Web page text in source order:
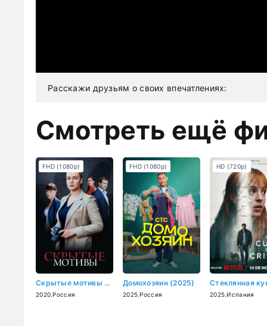
Расскажи друзьям о своих впечатлениях:
Смотреть ещё
Скрытые мотивы (2020)
2020 ,Россия
FHD (1080p)
Домохозяин (2025)
2025 ,Россия
FHD (1080p)
2025 ,Испания
HD (720p)